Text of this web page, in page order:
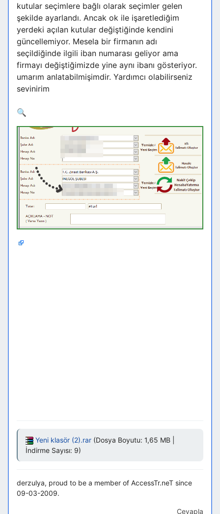
kutular seçimlere bağlı olarak seçimler gelen
şekilde ayarlandı. Ancak ok ile işaretlediğim
yerdeki açılan kutular değiştiğinde kendini
güncellemiyor. Mesela bir firmanın adı
seçildiğinde ilgili iban numarası geliyor ama
firmayı değiştiğimizde yine aynı ibanı gösteriyor.
umarım anlatabilmişimdir. Yardımcı olabilirseniz
sevinirim
🔍
Yeni klasör (2).rar(Dosya Boyutu: 1,65 MB |
İndirme Sayısı: 9)
derzulya, proud to be a member of AccessTr.neT since
09-03-2009.
Cevapla